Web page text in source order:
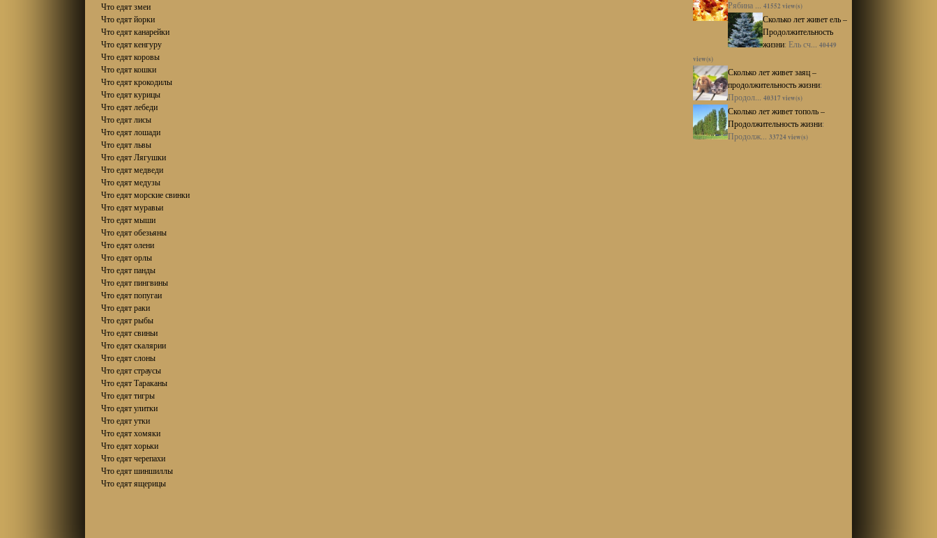
Что едят змеи
Что едят йорки
Что едят канарейки
Что едят кенгуру
Что едят коровы
Что едят кошки
Что едят крокодилы
Что едят курицы
Что едят лебеди
Что едят лисы
Что едят лошади
Что едят львы
Что едят Лягушки
Что едят медведи
Что едят медузы
Что едят морские свинки
Что едят муравьи
Что едят мыши
Что едят обезьяны
Что едят олени
Что едят орлы
Что едят панды
Что едят пингвины
Что едят попугаи
Что едят раки
Что едят рыбы
Что едят свиньи
Что едят скалярии
Что едят слоны
Что едят страусы
Что едят Тараканы
Что едят тигры
Что едят улитки
Что едят утки
Что едят хомяки
Что едят хорьки
Что едят черепахи
Что едят шиншиллы
Что едят ящерицы
Рябина ...
41552 view(s)
Сколько лет живет ель –
Продолжительность
жизни: Ель сч...
40449
view(s)
Сколько лет живет заяц –
продолжительность жизни:
Продол...
40317 view(s)
Сколько лет живет тополь –
Продолжительность жизни:
Продолж...
33724 view(s)